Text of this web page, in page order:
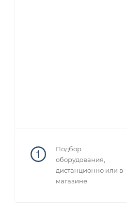
Подбор
оборудования,
дистанционно или в
магазине